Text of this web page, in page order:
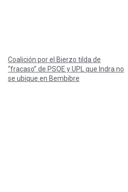
Coalición por el Bierzo tilda de
“fracaso” de PSOE y UPL que Indra no
se ubique en Bembibre